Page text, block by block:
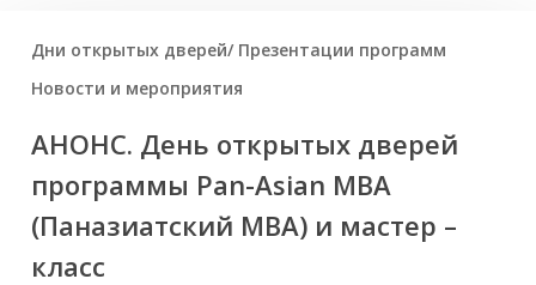
Дни открытых дверей/ Презентации программ
Новости и мероприятия
АНОНС. День открытых дверей
программы Pan-Asian MBA
(Паназиатский MBA) и мастер –
класс